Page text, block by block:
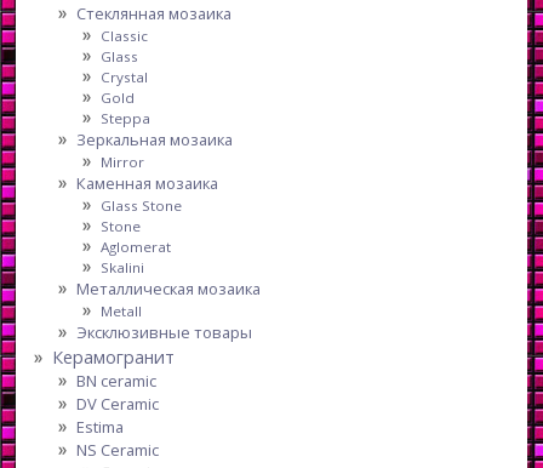
Стеклянная мозаика
Classic
Glass
Crystal
Gold
Steppa
Зеркальная мозаика
Mirror
Каменная мозаика
Glass Stone
Stone
Aglomerat
Skalini
Металлическая мозаика
Metall
Эксклюзивные товары
Керамогранит
BN ceramic
DV Ceramic
Estima
NS Ceramic